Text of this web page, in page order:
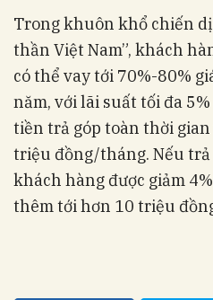
Trong khuôn khổ chiến
thần Việt Nam”, khách
có thể vay tới 70%-80%
năm, với lãi suất tối đa
tiền trả góp toàn thời
triệu đồng/tháng. Nếu
khách hàng được giảm
thêm tới hơn 10 triệu